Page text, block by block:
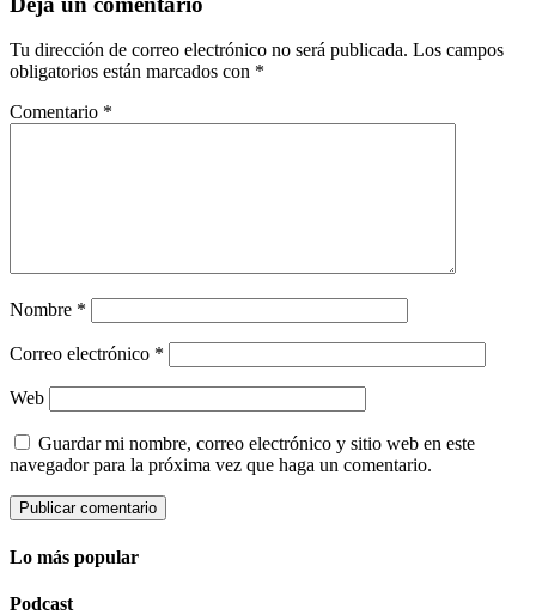
Tu dirección de correo electrónico no será publicada. Los campos
obligatorios están marcados con *
Comentario *
Nombre *
Correo electrónico *
Web
Guardar mi nombre, correo electrónico y sitio web en este
navegador para la próxima vez que haga un comentario.
Lo más popular
Podcast